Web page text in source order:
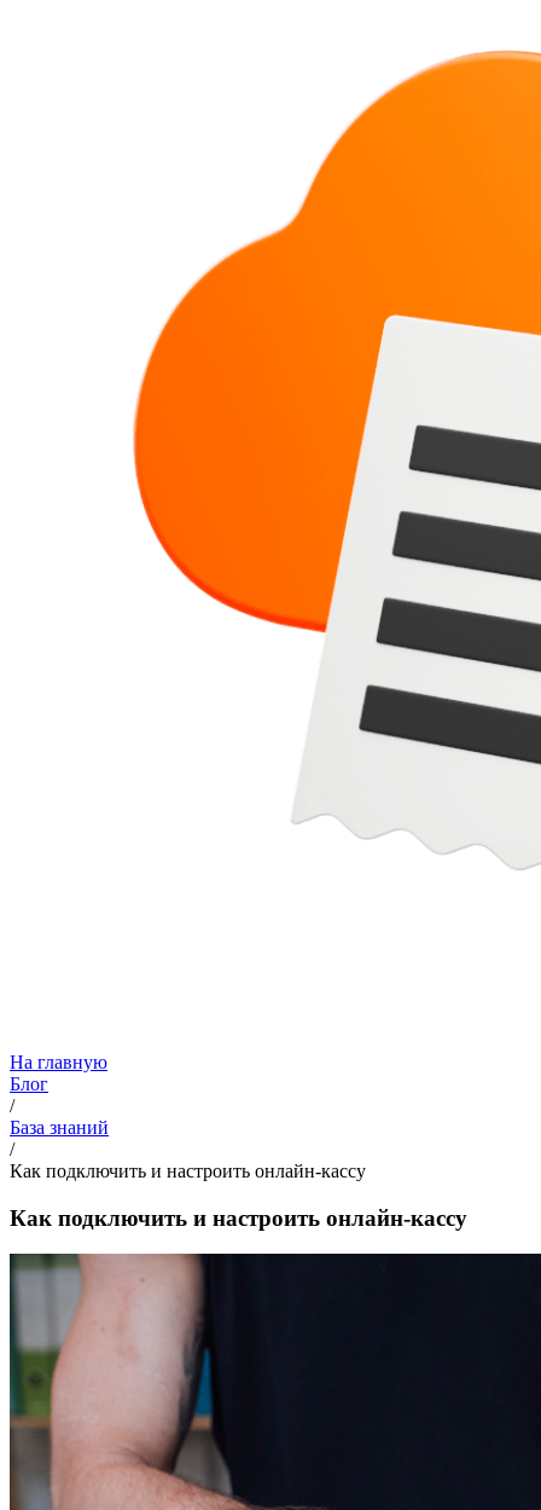
На главную
Блог
/
База знаний
/
Как подключить и настроить онлайн-кассу
Как подключить и настроить онлайн-кассу